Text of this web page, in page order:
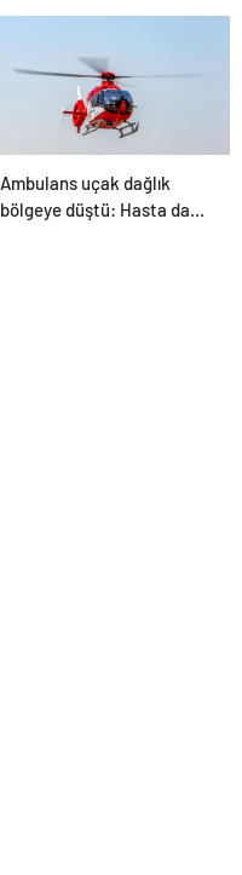
Ambulans uçak dağlık
bölgeye düştü: Hasta da